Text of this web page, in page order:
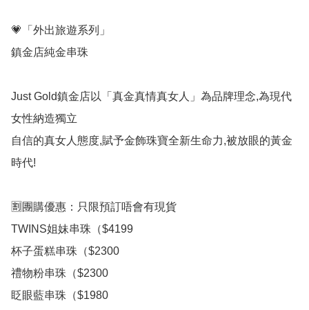
💗「外出旅遊系列」
鎮金店純金串珠
Just Gold鎮金店以「真金真情真女人」為品牌理念,為現代
女性納造獨立
自信的真女人態度,賦予金飾珠寶全新生命力,被放眼的黃金
時代!
🈹團購優惠：只限預訂唔會有現貨
TWINS姐妹串珠（$4199
杯子蛋糕串珠（$2300
禮物粉串珠（$2300
眨眼藍串珠（$1980